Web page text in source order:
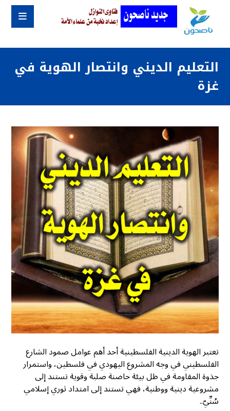
التعليم الديني وانتصار الهوية في
غزة
تعتبر الهوية الدينية الفلسطينية أحد أهم عوامل صمود الشارع
الفلسطيني في وجه المشروع اليهودي في فلسطين، واستمرار
جذوة المقاومة في ظل بيئة حاضنة صلبة وقوية تستند إلى
مشروعية دينية ووطنية، فهي تستند إلى امتداد ثوري إسلامي
سُنِّيّ..